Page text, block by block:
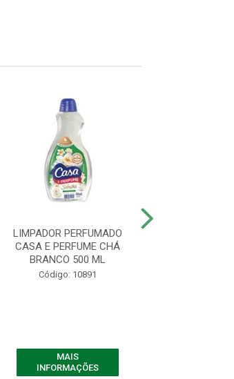
LIMPADOR PERFUMADO
CASA E PERFUME CHÁ
BRANCO 500 ML
Código: 10891
MAIS
INFORMAÇÕES